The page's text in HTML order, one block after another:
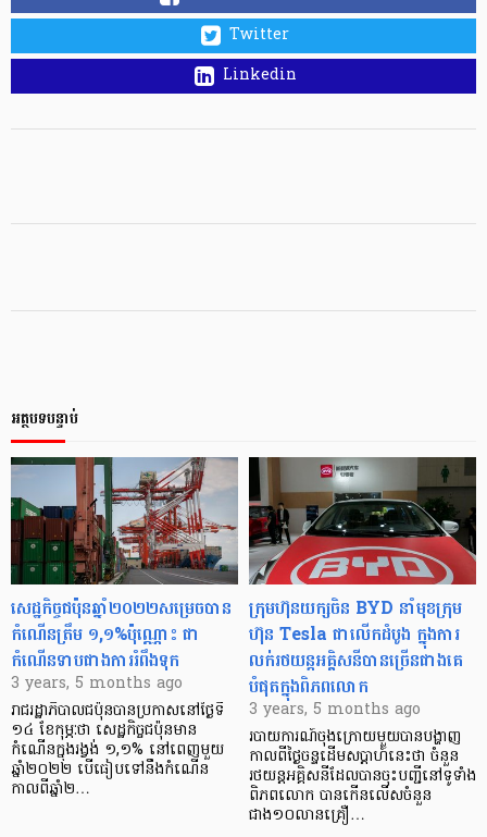
Twitter
Linkedin
អត្ថបទបន្ទាប់
សេដ្ឋកិច្ចជប៉ុនឆ្នាំ២០២២សម្រេចបាន
កំណើនត្រឹម ១,១%ប៉ុណ្ណោះ ជា
កំណើនទាបជាងការរំពឹងទុក
3 years, 5 months ago
រាជរដ្ឋាភិបាលជប៉ុនបានប្រកាសនៅថ្ងៃទី
១៤ ខែកុម្ភៈថា សេដ្ឋកិច្ចជប៉ុនមាន
កំណើនក្នុងរង្វង់ ១,១% នៅពេញមួយ
ឆ្នាំ២០២២ បើធៀបទៅនឹងកំណើន
កាលពីឆ្នាំ២…
ក្រុមហ៊ុនយក្សចិន BYD នាំមុខក្រុម
ហ៊ុន Tesla ជាលើកដំបូង ក្នុងការ
លក់រថយន្ដអគ្គិសនីបានច្រើនជាងគេ
បំផុតក្នុងពិភពលោក
3 years, 5 months ago
របាយការណ៍ចុងក្រោយមួយបានបង្ហាញ
កាលពីថ្ងៃចន្ទដើមសប្តាហ៍នេះថា ចំនួន
រថយន្តអគ្គិសនីដែលបានចុះបញ្ជីនៅទូទាំង
ពិភពលោក បានកើនលើសចំនួន
ជាង១០លានគ្រឿ…